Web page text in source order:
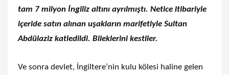
tam 7 milyon İngiliz altını ayrılmıştı. Netice itibariyle
içeride satın alınan uşakların marifetiyle Sultan
Abdülaziz katledildi. Bileklerini kestiler.
Ve sonra devlet, İngiltere’nin kulu kölesi haline gelen